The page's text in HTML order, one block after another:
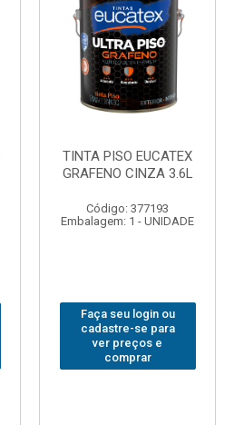
TINTA PISO EUCATEX
GRAFENO CINZA 3.6L
Código: 377193
Embalagem: 1 - UNIDADE
Faça seu login ou
cadastre-se para
ver preços e
comprar